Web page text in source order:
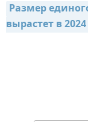
Размер
вырастет в